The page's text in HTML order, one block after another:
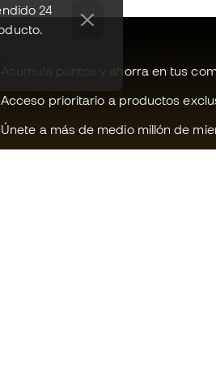
24
Acumula puntos y ahorra en tus
Acceso prioritario a productos
Únete a más de medio millón de